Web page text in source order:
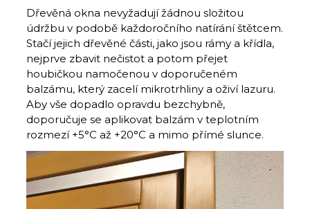
Dřevěná okna nevyžadují žádnou složitou
údržbu v podobě každoročního natírání štětcem.
Stačí jejich dřevěné části, jako jsou rámy a křídla,
nejprve zbavit nečistot a potom přejet
houbičkou namočenou v doporučeném
balzámu, který zacelí mikrotrhliny a oživí lazuru.
Aby vše dopadlo opravdu bezchybně,
doporučuje se aplikovat balzám v teplotním
rozmezí +5°C až +20°C a mimo přímé slunce.